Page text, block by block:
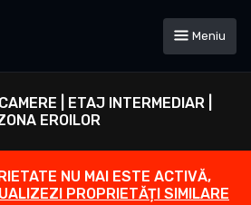
Meniu
| ETAJ INTERMEDIAR |
EROILOR
NU MAI ESTE ACTIVĂ,
PROPRIETĂȚI SIMILARE